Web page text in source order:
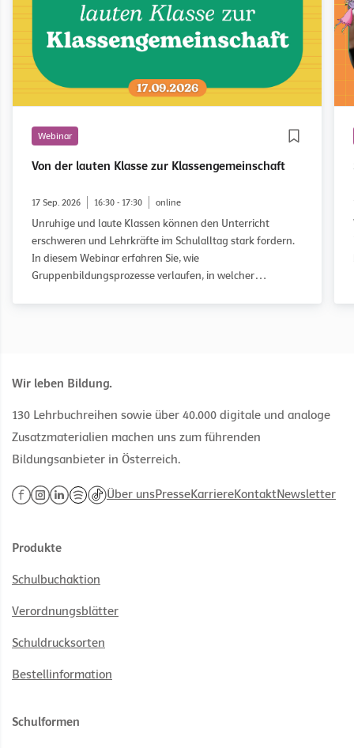
Webinar
Von der lauten Klasse zur Klassengemeinschaft
17 Sep. 2026 16:30 - 17:30 online
Unruhige und laute Klassen können den Unterricht
erschweren und Lehrkräfte im Schulalltag stark fordern.
In diesem Webinar erfahren Sie, wie
Gruppenbildungsprozesse verlaufen, in welcher
Anregungen für Ihren Unterricht.
Wir leben Bildung.
130 Lehrbuchreihen sowie über 40.000 digitale und analoge
Zusatzmaterialien machen uns zum führenden
Bildungsanbieter in Österreich.
Über unsPresseKarriereKontaktNewsletter
Produkte
Schulbuchaktion
Verordnungsblätter
Schuldrucksorten
Bestellinformation
Schulformen